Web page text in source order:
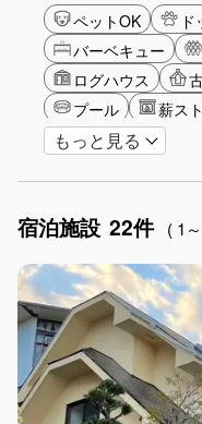
ペットOK
バーベキュー
ログハウス
プール
薪ス
カップル
長期滞在
女
もっと見る
宿泊施設 22件 ( 1